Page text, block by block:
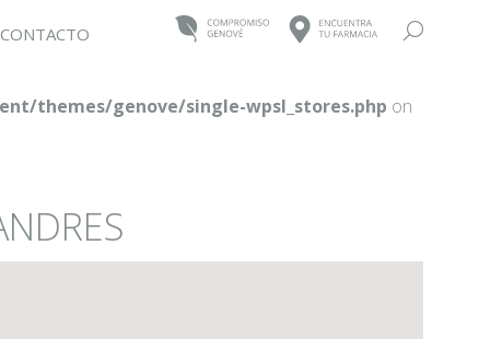
CONTACTO Buscar:
themes/genove/single-wpsl_stores.php on